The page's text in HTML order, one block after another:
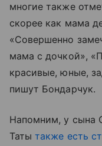
многие также
скорее как мама
«Совершенно
мама с дочкой»,
красивые, юные,
пишут Бондарчук.
Напомним, у сына
Татытакже есть